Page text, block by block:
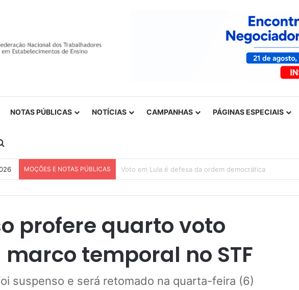
NOTAS PÚBLICAS NOTÍCIAS CAMPANHAS PÁGINAS ESPECIAIS
MOÇÕES E NOTAS PÚBLICAS Nota de solidariedade ao povo venezuelano
profere quarto voto
temporal no STF
suspenso e será retomado na quarta-feira (6)